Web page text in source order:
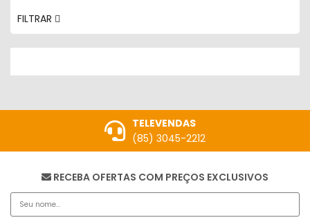
FILTRAR
TELEVENDAS
(85) 3045-2212
RECEBA OFERTAS COM PREÇOS EXCLUSIVOS